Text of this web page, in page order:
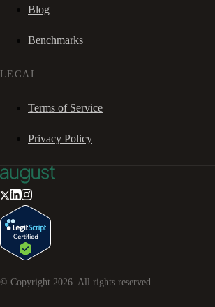
Blog
Benchmarks
LEGAL
Terms of Service
Privacy Policy
© Copyright 2026 . All rights reserved.